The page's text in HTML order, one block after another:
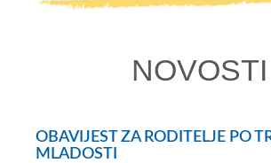
NOVOSTI
OBAVIJEST ZA RODITELJE PO
MLADOSTI